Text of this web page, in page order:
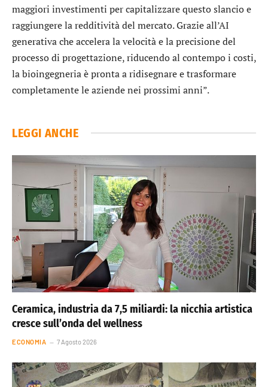
maggiori investimenti per capitalizzare questo slancio e
raggiungere la redditività del mercato. Grazie all’AI
generativa che accelera la velocità e la precisione del
processo di progettazione, riducendo al contempo i costi,
la bioingegneria è pronta a ridisegnare e trasformare
completamente le aziende nei prossimi anni”.
LEGGI ANCHE
Ceramica, industria da 7,5 miliardi: la nicchia artistica
cresce sull’onda del wellness
ECONOMIA 7 Agosto 2026